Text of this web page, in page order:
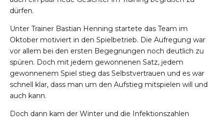
dürfen.
Unter Trainer Bastian Henning startete das Team im
Oktober motiviert in den Spielbetrieb. Die Aufregung war
vor allem bei den ersten Begegnungen noch deutlich zu
spüren. Doch mit jedem gewonnenen Satz, jedem
gewonnenem Spiel stieg das Selbstvertrauen und es war
schnell klar, dass man um den Aufstieg mitspielen will und
auch kann.
Doch dann kam der Winter und die Infektionszahlen